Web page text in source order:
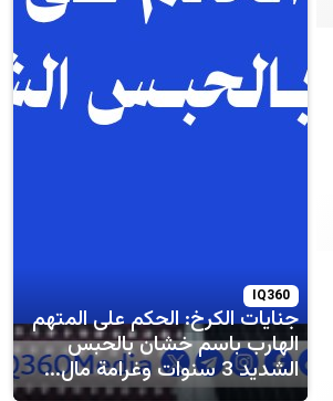
IQ360
جنايات الكرخ: الحكم على المتهم
الهارب باسم خشان بالحبس
الشديد 3 سنوات وغرامة مال...